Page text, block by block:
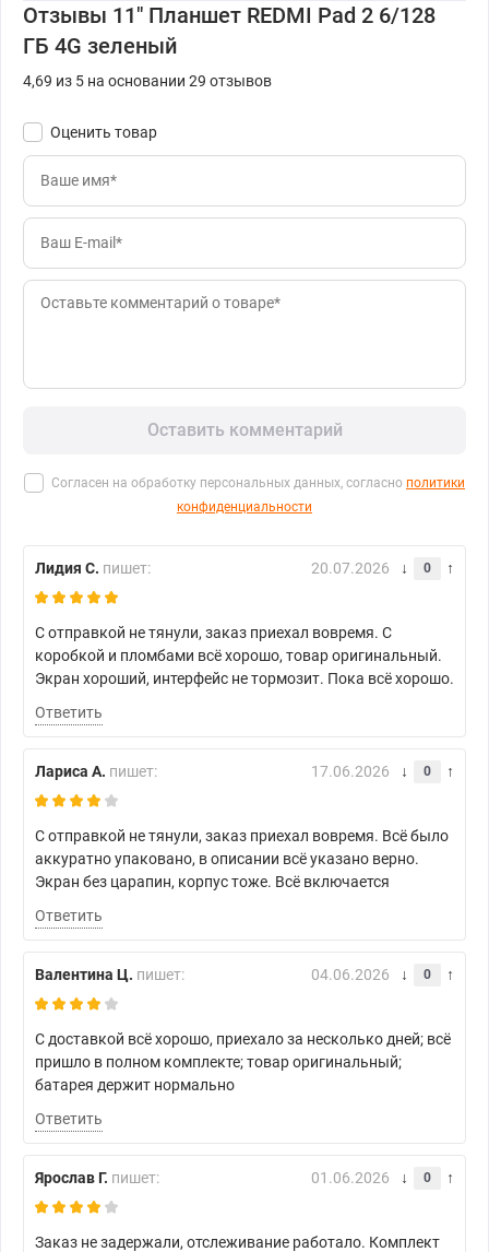
Отзывы 11" Планшет REDMI Pad 2 6/128
ГБ 4G зеленый
4,69 из 5 на основании 29 отзывов
Оценить товар
Оставить комментарий
Согласен на обработку персональных данных, согласно политики
конфиденциальности
Лидия С. пишет: 20.07.2026 0
С отправкой не тянули, заказ приехал вовремя. С
коробкой и пломбами всё хорошо, товар оригинальный.
Экран хороший, интерфейс не тормозит. Пока всё хорошо.
Ответить
Лариса А. пишет: 17.06.2026 0
С отправкой не тянули, заказ приехал вовремя. Всё было
аккуратно упаковано, в описании всё указано верно.
Экран без царапин, корпус тоже. Всё включается
Ответить
Валентина Ц. пишет: 04.06.2026 0
С доставкой всё хорошо, приехало за несколько дней; всё
пришло в полном комплекте; товар оригинальный;
батарея держит нормально
Ответить
Ярослав Г. пишет: 01.06.2026 0
Заказ не задержали, отслеживание работало. Комплект